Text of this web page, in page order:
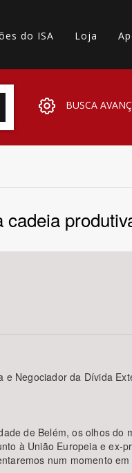
do ISA Loja
BUSCA
e Negociador da Dívida
de Belém, os olhos do
à União Europeia e ex-
num momento